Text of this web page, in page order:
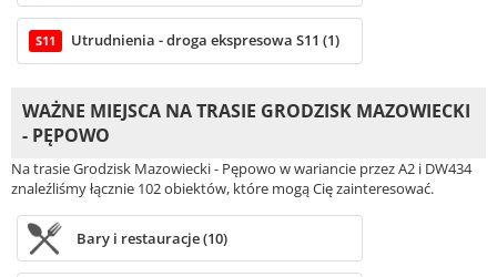
S11 Utrudnienia - droga ekspresowa S11 (1)
WAŻNE MIEJSCA NA TRASIE GRODZISK MAZOWIECKI
- PĘPOWO
Na trasie Grodzisk Mazowiecki - Pępowo w wariancie przez A2 i DW434
znaleźliśmy łącznie 102 obiektów, które mogą Cię zainteresować.
Bary i restauracje (10)